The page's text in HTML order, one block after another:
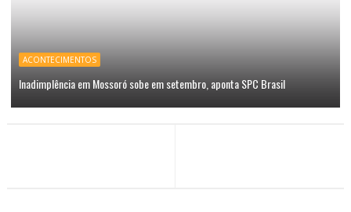
ACONTECIMENTOS
Inadimplência em Mossoró sobe em setembro, aponta SPC Brasil